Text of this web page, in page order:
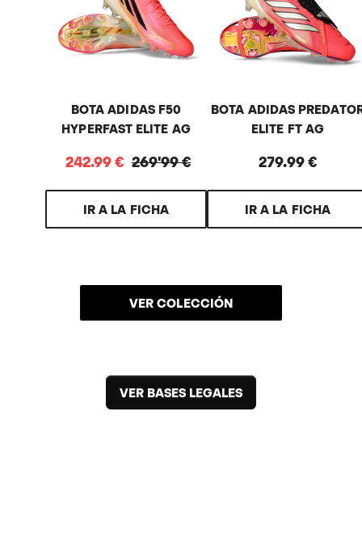
BOTA ADIDAS F50
HYPERFAST ELITE AG
242.99€ 269'99€
IR A LA FICHA
BOTA ADIDAS
ELITE FT AG
279.99€
IR A LA FICHA
VER COLECCIÓN
VER BASES LEGALES